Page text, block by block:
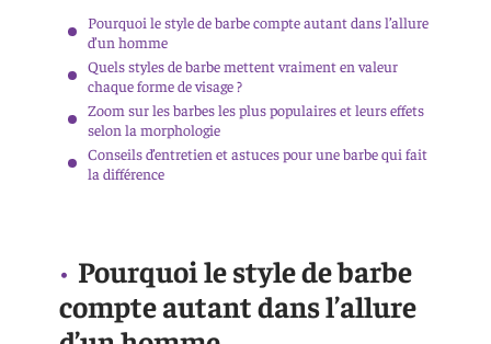
Pourquoi le style de barbe compte autant dans l’allure
d’un homme
Quels styles de barbe mettent vraiment en valeur
chaque forme de visage ?
Zoom sur les barbes les plus populaires et leurs effets
selon la morphologie
Conseils d’entretien et astuces pour une barbe qui fait
la différence
Pourquoi le style de barbe
compte autant dans l’allure